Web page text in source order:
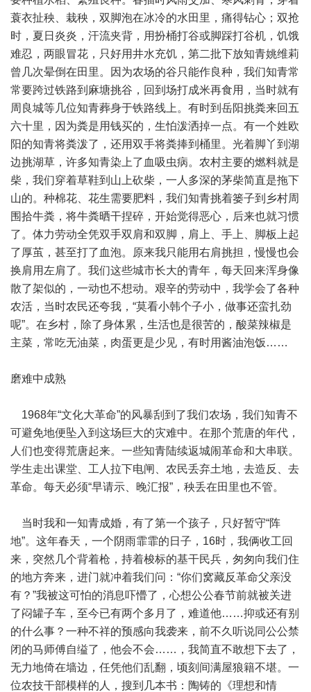
蓑衣扯秧、栽秧，双脚泡在冰冷的水田里，痛得钻心；双抢
时，夏日炎炎，汗流夹背，用扮桶打谷或脚踩打谷机，饥饿
难忍，两眼冒花，只好用井水充饥，第二批下放知青姚维莉
曾几次晕倒在田里。因为农场的谷只能作良种，我们知青常
常要跨过铁路到麻塘挑谷，回到场打成米再食用，当时就有
周良城等几位知青葬身于铁路线上。有时到岳阳挑粪来回五
六十里，因为粪是用钱买的，生怕泼洒掉一点。有一个姓欧
阳的知青将粪泼了，还用双手将粪捧到桶里。光着脚丫到湖
边挑湖草，许多知青染上了血吸虫病。农村主要的燃料就是
柴，我们穿着草鞋到山上砍柴，一人多深的茅柴简直是拖下
山的。种棉花、花生需要肥料，我们知青挑着篓子到乡村周
围拾牛粪，将牛粪晒干捏碎，开始觉得恶心，后来也就习惯
了。体力劳动全凭双手双肩和双脚，肩上、手上、脚板上起
了厚茧，甚至打了血泡。原来我只能用右肩挑担，慢慢也会
换肩用左肩了。我们这些城市长大的青年，每天回来浑身像
散了架似的，一动也不想动。艰辛的劳动中，我学会了各种
农活，当时农民还夸我，“莫看小韩个子小，做事还蛮扎劲
呢”。在乡村，除了身体累，生活也是很苦的，酸菜辣椒是
主菜，常吃无油菜，肉蛋更是少见，有时用酱油泡饭……
磨难中成熟
1968年“文化大革命”的风暴刮到了我们农场，我们知青不
可避免地便坠入到这场巨大的灾难中。在那个荒唐的年代，
人们也变得荒唐起来。一些知青陆续返城闹革命和大串联。
学生走出课堂、工人拉下电闸、农民丢弃土地，去造反、去
革命。每天必须“早请示、晚汇报”，秧丢在田里也不管。
当时我和一知青成婚，有了第一个孩子，只好暂守“阵
地”。这年春天，一个阴雨霏霏的日子，16时，我俩收工回
来，突然几个背着枪，持着梭标的基干民兵，匆匆向我们住
的地方奔来，进门就冲着我们问：“你们窝藏反革命父亲没
有？”我被这可怕的消息吓懵了，心想公公春节前就被关进
了闷罐子车，至今已有两个多月了，难道他……抑或还有别
的什么事？一种不祥的预感向我袭来，前不久听说同公公禁
闭的马师傅自缢了，他会不会……，我简直不敢想下去了，
无力地倚在墙边，任凭他们乱翻，顷刻间满屋狼籍不堪。一
位农技干部模样的人，搜到几本书：陶铸的《理想和情